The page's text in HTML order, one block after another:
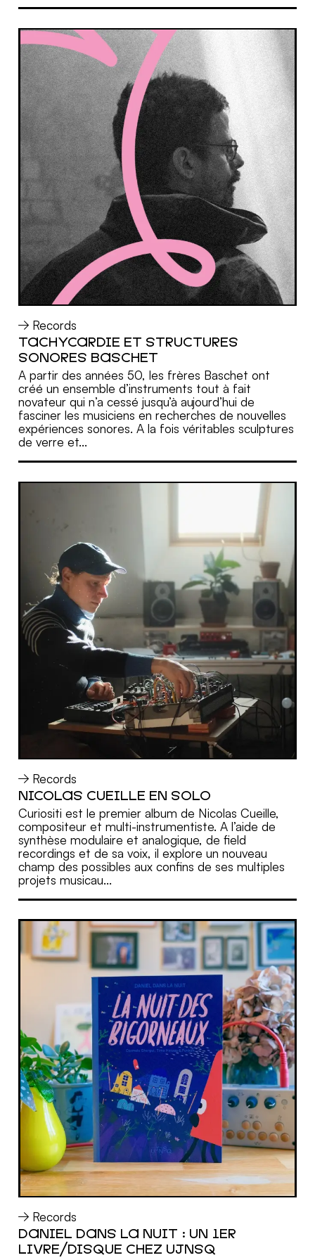
MORE
Records
TACHYCARDIE ET STRUCTURES
SONORES BASCHET
A partir des années 50, les frères Baschet ont
créé un ensemble d’instruments tout à fait
novateur qui n’a cessé jusqu’à aujourd’hui de
fasciner les musiciens en recherches de nouvelles
expériences sonores. A la fois véritables sculptures
de verre et...
MORE
Records
NICOLAS CUEILLE EN SOLO
Curiositi est le premier album de Nicolas Cueille,
compositeur et multi-instrumentiste. A l’aide de
synthèse modulaire et analogique, de field
recordings et de sa voix, il explore un nouveau
champ des possibles aux confins de ses multiples
projets musicau...
MORE
Records
DANIEL DANS LA NUIT : UN 1ER
LIVRE/DISQUE CHEZ UJNSQ